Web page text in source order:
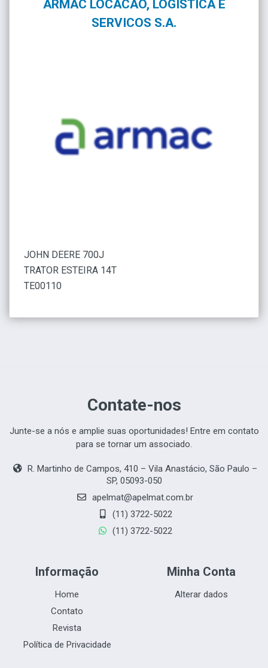
ARMAC LOCACAO, LOGISTICA E
SERVICOS S.A.
JOHN DEERE 700J
TRATOR ESTEIRA 14T
TE00110
Contate-nos
Junte-se a nós e amplie suas oportunidades! Entre em contato
para se tornar um associado.
R. Martinho de Campos, 410 – Vila Anastácio, São Paulo –
SP, 05093-050
apelmat@apelmat.com.br
(11) 3722-5022
(11) 3722-5022
Informação
Home
Contato
Revista
Política de Privacidade
Minha Conta
Alterar dados